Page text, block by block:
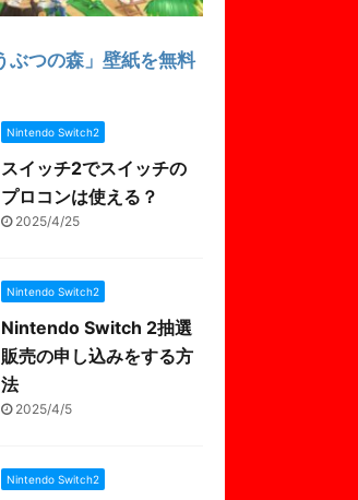
Nintendo Switch2
スイッチ2でスイッチの
プロコンは使える？
2025/4/25
Nintendo Switch2
Nintendo Switch 2抽選
販売の申し込みをする方
法
2025/4/5
Nintendo Switch2